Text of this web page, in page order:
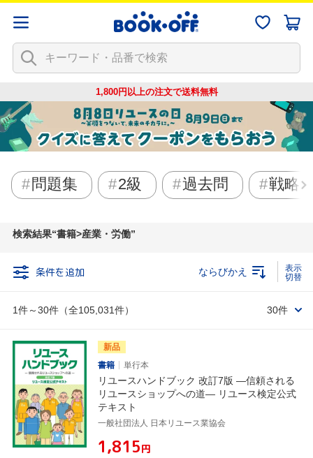
1,800円以上の注文で送料無料
問題集 2級 過去問 戦略
検索結果 書籍>産業・労働
条件を追加
1件～30件（全105,031件）
ならびかえ
30件
新品
書籍
単行本
リユースハンドブック 改訂7版 ―信頼される
リユースショップへの道― リユース検定公式
テキスト
一般社団法人 日本リユース業協会
¥1,815円